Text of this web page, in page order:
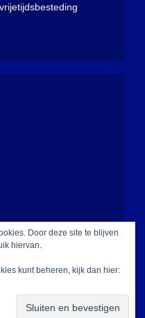
Door deze site te blijven
hiervan.
kunt beheren, kijk dan hier: